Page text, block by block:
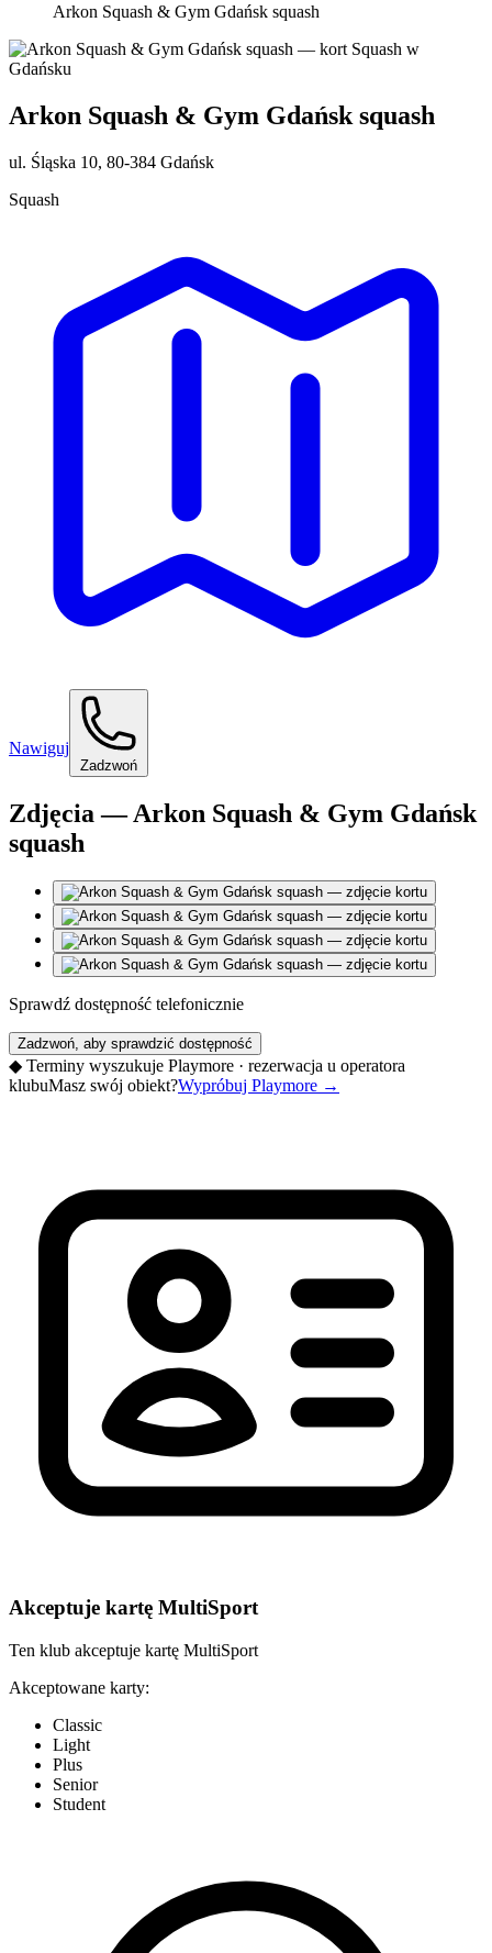
Arkon Squash & Gym Gdańsk squash
Arkon Squash & Gym Gdańsk squash
ul. Śląska 10, 80-384 Gdańsk
Squash
Nawiguj
Zadzwoń
Zdjęcia — Arkon Squash & Gym Gdańsk
squash
Sprawdź dostępność telefonicznie
Zadzwoń, aby sprawdzić dostępność
◆ Terminy wyszukuje Playmore · rezerwacja u operatora
klubuMasz swój obiekt?Wypróbuj Playmore →
Akceptuje kartę MultiSport
Ten klub akceptuje kartę MultiSport
Akceptowane karty:
Classic
Light
Plus
Senior
Student